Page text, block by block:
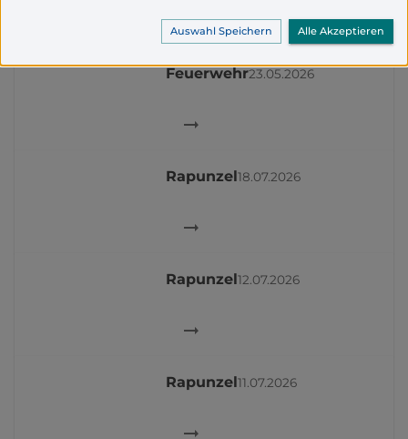
Blaue Nacht der
Feuerwehr23.05.2026
Rapunzel18.07.2026
Rapunzel12.07.2026
Rapunzel11.07.2026
Auswahl Speichern Alle Akzeptieren